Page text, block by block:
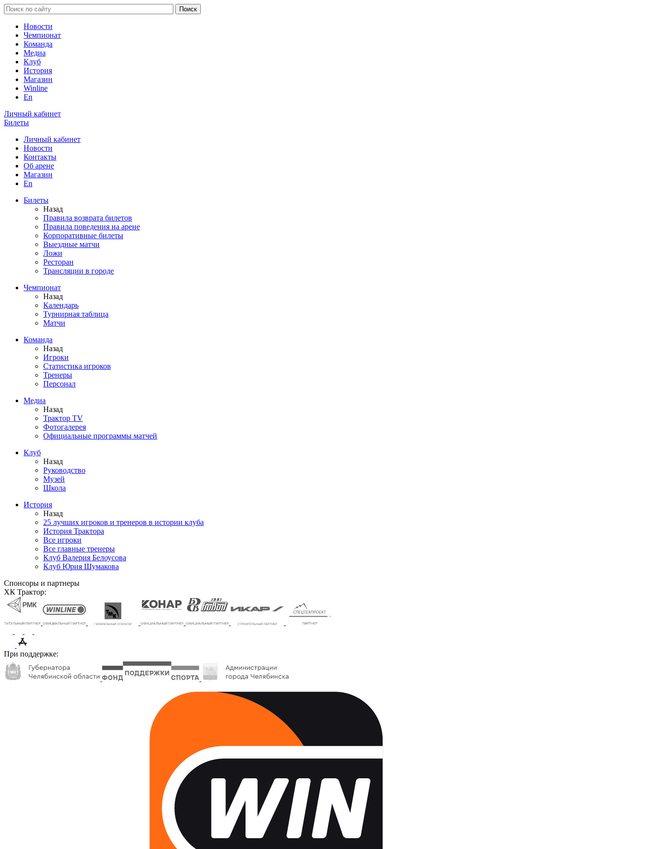
Новости
Чемпионат
Команда
Медиа
Клуб
История
Магазин
Winline
En
Личный кабинет
Билеты
Личный кабинет
Новости
Контакты
Об арене
Магазин
En
Билеты
Назад
Правила возврата билетов
Правила поведения на арене
Корпоративные билеты
Выездные матчи
Ложи
Ресторан
Трансляции в городе
Чемпионат
Назад
Календарь
Турнирная таблица
Матчи
Команда
Назад
Игроки
Статистика игроков
Тренеры
Персонал
Медиа
Назад
Трактор TV
Фотогалерея
Официальные программы матчей
Клуб
Назад
Руководство
Музей
Школа
История
Назад
25 лучших игроков и тренеров в истории клуба
История Трактора
Все игроки
Все главные тренеры
Клуб Валерия Белоусова
Клуб Юрия Шумакова
Спонсоры и партнеры
ХК Трактор:
При поддержке: